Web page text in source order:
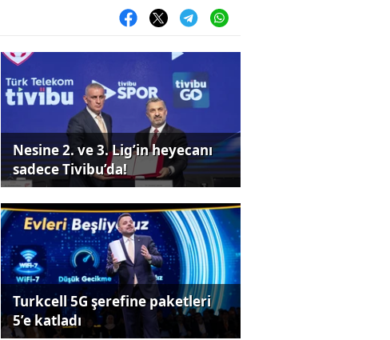
Nesine 2. ve 3. Lig’in heyecanı
sadece Tivibu’da!
Turkcell 5G şerefine paketleri
5’e katladı